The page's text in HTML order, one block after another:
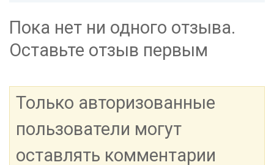
Пока нет ни одного отзыва.
Оставьте отзыв первым
Только авторизованные
пользователи могут
оставлять комментарии